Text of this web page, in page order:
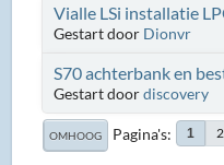
Vialle LSi installatie
Gestart door Dionvr
S70 achterbank en
Gestart doordiscovery
OMHOOG Pagina's 1 2